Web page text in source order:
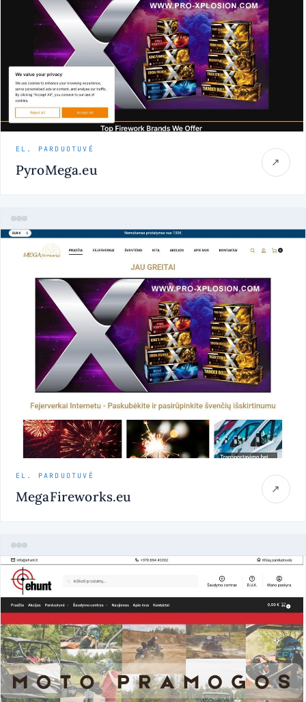
EL. PARDUOTUVĖ
PyroMega.eu ↗
EL. PARDUOTUVĖ
MegaFireworks.eu ↗